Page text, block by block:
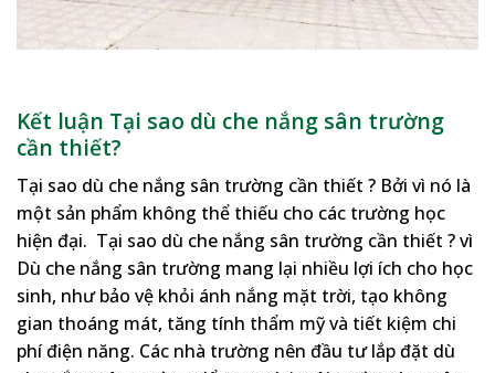
Kết luận Tại sao dù che nắng sân trường
cần thiết?
Tại sao dù che nắng sân trường cần thiết ? Bởi vì nó là
một sản phẩm không thể thiếu cho các trường học
hiện đại. Tại sao dù che nắng sân trường cần thiết ? vì
Dù che nắng sân trường mang lại nhiều lợi ích cho học
sinh, như bảo vệ khỏi ánh nắng mặt trời, tạo không
gian thoáng mát, tăng tính thẩm mỹ và tiết kiệm chi
phí điện năng. Các nhà trường nên đầu tư lắp đặt dù